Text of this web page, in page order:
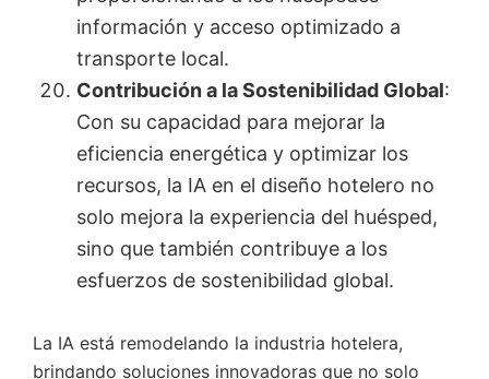
información y acceso optimizado a
transporte local.
Contribución a la Sostenibilidad Global:
Con su capacidad para mejorar la
eficiencia energética y optimizar los
recursos, la IA en el diseño hotelero no
solo mejora la experiencia del huésped,
sino que también contribuye a los
esfuerzos de sostenibilidad global.
La IA está remodelando la industria hotelera,
brindando soluciones innovadoras que no solo